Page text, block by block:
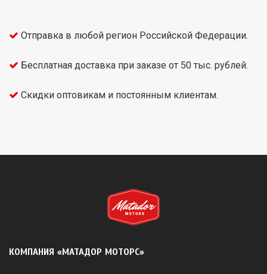
Отправка в любой регион Российской Федерации.
Бесплатная доставка при заказе от 50 тыс. рублей.
Скидки оптовикам и постоянным клиентам.
КОМПАНИЯ «МАТАДОР МОТОРС»